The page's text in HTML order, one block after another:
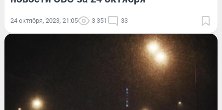
24 октября, 2023, 21:05 3 351 33